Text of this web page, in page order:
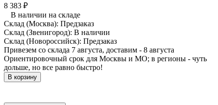
8 383 ₽
В наличии на складе
Склад (Москва): Предзаказ
Склад (Звенигород): В наличии
Склад (Новороссийск): Предзаказ
Привезем со склада 7 августа, доставим - 8 августа
Ориентировочный срок для Москвы и МО; в регионы - чуть
дольше, но все равно быстро!
В корзину